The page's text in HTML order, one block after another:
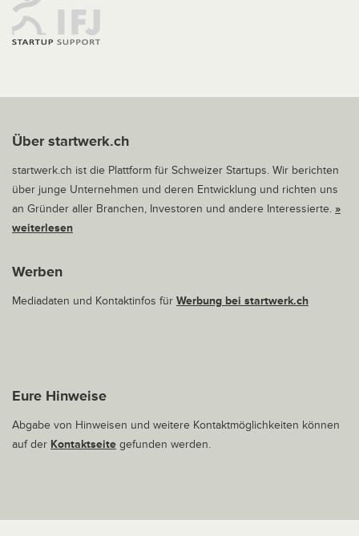
Über startwerk.ch
startwerk.ch ist die Plattform für Schweizer Startups. Wir berichten
über junge Unternehmen und deren Entwicklung und richten uns
an Gründer aller Branchen, Investoren und andere Interessierte. »
weiterlesen
Werben
Mediadaten und Kontaktinfos für Werbung bei startwerk.ch
Eure Hinweise
Abgabe von Hinweisen und weitere Kontaktmöglichkeiten können
auf der Kontaktseite gefunden werden.